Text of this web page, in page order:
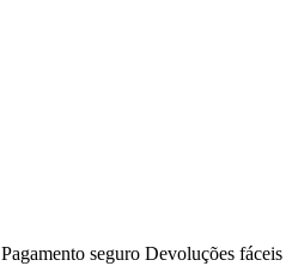
Pagamento seguro Devoluções fáceis